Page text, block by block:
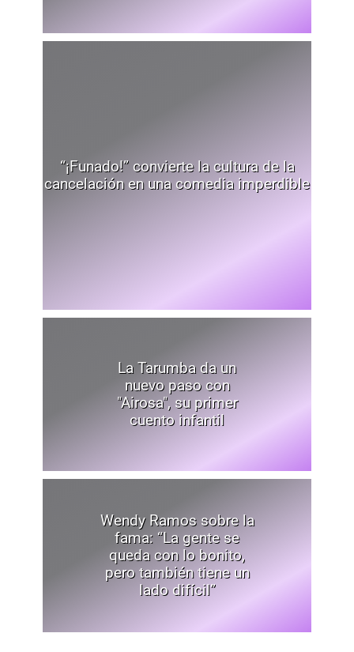
“¡Funado!” convierte la cultura de la
cancelación en una comedia imperdible
La Tarumba da un
nuevo paso con
"Airosa", su primer
cuento infantil
Wendy Ramos sobre la
fama: “La gente se
queda con lo bonito,
pero también tiene un
lado difícil”